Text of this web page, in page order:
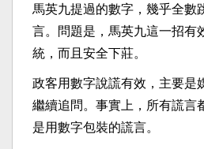
馬英九提過的數字，幾乎全數
言。問題是，馬英九這一招有
統，而且安全下莊。
政客用數字說謊有效，主要是
繼續追問。事實上，所有謊言
是用數字包裝的謊言。